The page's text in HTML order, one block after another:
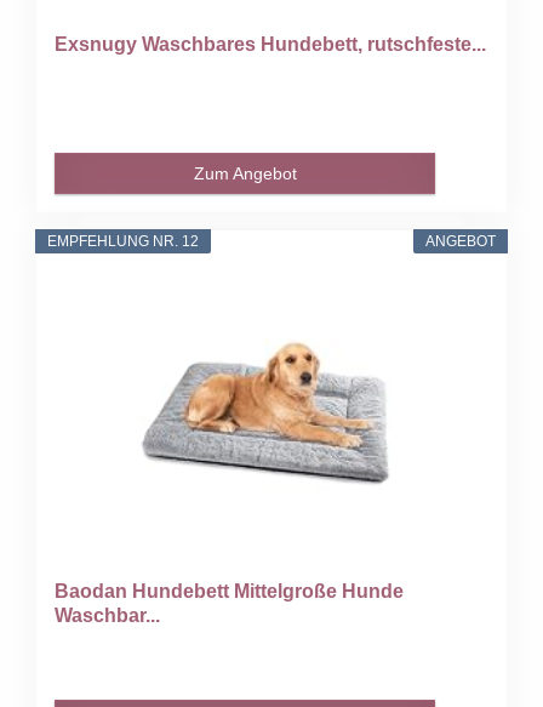
Exsnugy Waschbares Hundebett, rutschfeste...
Zum Angebot
ANGEBOT
EMPFEHLUNG NR. 12
Baodan Hundebett Mittelgroße Hunde
Waschbar...